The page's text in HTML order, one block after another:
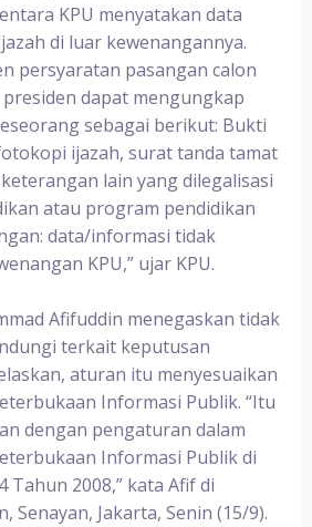
KPU menyatakan data
di luar kewenangannya.
persyaratan pasangan calon
dapat mengungkap
sebagai berikut: Bukti
ijazah, surat tanda tamat
lain yang dilegalisasi
atau program pendidikan
data/informasi tidak
KPU,” ujar KPU.
Afifuddin menegaskan tidak
terkait keputusan
aturan itu menyesuaikan
Informasi Publik. “Itu
dengan pengaturan dalam
Informasi Publik di
Tahun 2008,” kata Afif di
Senayan, Jakarta, Senin (15/9).